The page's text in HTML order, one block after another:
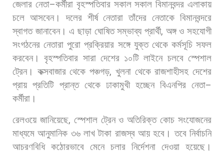
জেলার নেতা–কর্মীরা বৃহস্পতিবার সকাল সকাল বিমানবন্দর এলাকায়
চলে আসবেন। দলের শীর্ষ নেতারা তাঁদের নেতাকে বিমানবন্দরে
স্বাগত জানাবেন। এ ছাড়া ঘোষিত সম্ভাব্য প্রার্থী, অঙ্গ ও সহযোগী
সংগঠনের নেতারা পুরো প্রক্রিয়ার সঙ্গে যুক্ত থেকে কর্মসূচি সফল
করবেন।
বৃহস্পতিবার সারা দেশের ১০টি লাইনে চলবে স্পেশাল
ট্রেন। কক্সবাজার থেকে পঞ্চগড়, খুলনা থেকে রাজশাহীসহ দেশের
প্রায় প্রতিটি প্রান্ত থেকে ঢাকামুখী হচ্ছেন বিএনপির নেতা–
কর্মীরা।
রেলওয়ে জানিয়েছে, স্পেশাল ট্রেন ও অতিরিক্ত কোচ সংযোজনের
মাধ্যমে আনুমানিক ৩৬ লাখ টাকা রাজস্ব আয় হবে। তবে নির্বাচনি
আচরণবিধি কঠোরভাবে মেনে চলার নির্দেশনা দেওয়া হয়েছে।